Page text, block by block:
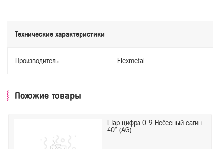
Технические характеристики
Производитель Flexmetal
Похожие товары
Шар цифра 0-9 Небесный сатин
40" (AG)